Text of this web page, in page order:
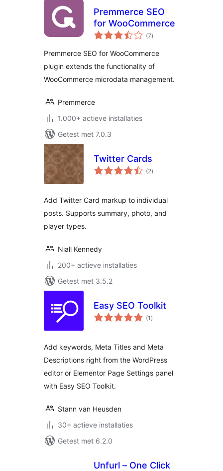
Premmerce SEO
for WooCommerce
(7totaal
waarderingen
)
Premmerce SEO for WooCommerce
plugin extends the functionality of
WooCommerce microdata management.
Premmerce
1.000+ actieve installaties
Getest met 7.0.3
Twitter Cards
(2totaal
waarderingen
)
Add Twitter Card markup to individual
posts. Supports summary, photo, and
player types.
Niall Kennedy
200+ actieve installaties
Getest met 3.5.2
Easy SEO Toolkit
(1 totaal
waarderingen
)
Add keywords, Meta Titles and Meta
Descriptions right from the WordPress
editor or Elementor Page Settings panel
with Easy SEO Toolkit.
Stann van Heusden
30+ actieve installaties
Getest met 6.2.0
Unfurl – One Click